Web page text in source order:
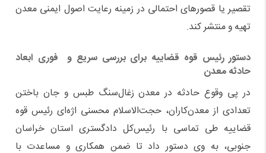
تقصیر یا قصورهای احتمالی در زمینه رعایت اصول ایمنی معدن
تهیه و منتشر کند.
دستور رئیس قوه قضاییه برای بررسی سریع و فوری ابعاد
حادثه معدن
در پی وقوع حادثه در معدن زغال‌سنگ طبس و جان باختن
تعدادی از معدن‌کاران، حجت‌الاسلام محسنی اژه‌ای رئیس قوه
قضاییه طی تماسی با رئیس‌کل دادگستری استان خراسان
جنوبی، به وی دستور داد تا ضمن همکاری و مساعدت با